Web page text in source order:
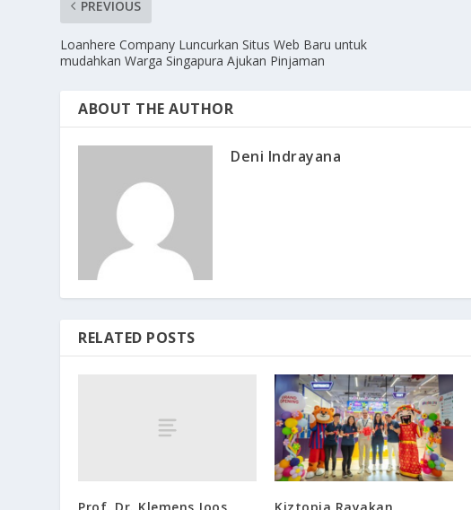
PREVIOUS
Loanhere Company Luncurkan Situs Web Baru untuk
mudahkan Warga Singapura Ajukan Pinjaman
ABOUT THE AUTHOR
Deni Indrayana
RELATED POSTS